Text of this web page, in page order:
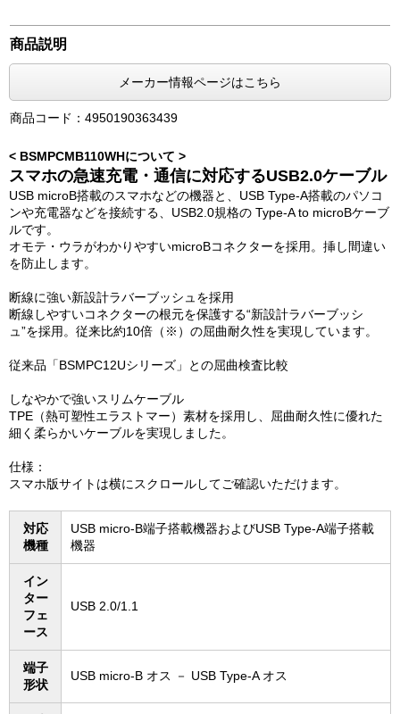
商品説明
メーカー情報ページはこちら
商品コード：4950190363439
< BSMPCMB110WHについて >
スマホの急速充電・通信に対応するUSB2.0ケーブル
USB microB搭載のスマホなどの機器と、USB Type-A搭載のパソコ
ンや充電器などを接続する、USB2.0規格の Type-A to microBケーブ
ルです。
オモテ・ウラがわかりやすいmicroBコネクターを採用。挿し間違い
を防止します。
断線に強い新設計ラバーブッシュを採用
断線しやすいコネクターの根元を保護する“新設計ラバーブッシ
ュ”を採用。従来比約10倍（※）の屈曲耐久性を実現しています。
従来品「BSMPC12Uシリーズ」との屈曲検査比較
しなやかで強いスリムケーブル
TPE（熱可塑性エラストマー）素材を採用し、屈曲耐久性に優れた
細く柔らかいケーブルを実現しました。
仕様：
スマホ版サイトは横にスクロールしてご確認いただけます。
対応
機種
USB micro-B端子搭載機器およびUSB Type-A端子搭載
機器
イン
ター
フェ
ース
USB 2.0/1.1
端子
形状
USB micro-B オス － USB Type-A オス